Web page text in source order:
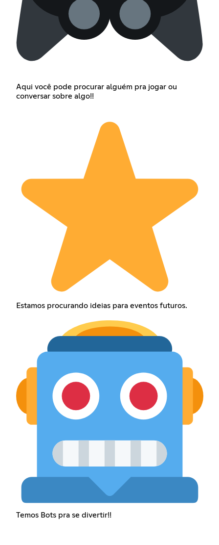
Aqui você pode procurar alguém pra jogar ou
conversar sobre algo!!
Estamos procurando ideias para eventos futuros.
Temos Bots pra se divertir!!